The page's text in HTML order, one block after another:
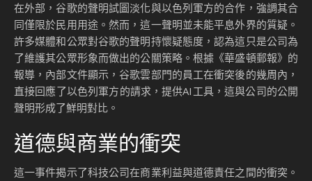
在外部，谷歌的聲明試圖淡化與以色列軍方的合作，強調其合
同僅限於民用用途。然而，這一聲明並未能平息外界的質疑。
許多媒體和公眾對谷歌的聲明持懷疑態度，認為這只是公司為
了維護其公眾形象而做出的公關策略。根據《華盛頓郵報》的
報導，內部文件顯示，谷歌雲部門的員工在衝突後的幾周內，
直接回應了以色列軍方的請求，提供AI工具，這與公司的公開
聲明形成了鮮明對比。
道德與商業的衝突
這一事件揭示了科技公司在商業利益與道德責任之間的衝突。